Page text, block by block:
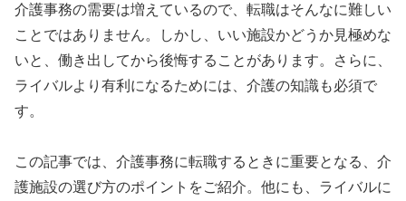
介護事務の需要は増えているので、転職はそんなに難しい
ことではありません。しかし、いい施設かどうか見極めな
いと、働き出してから後悔することがあります。さらに、
ライバルより有利になるためには、介護の知識も必須で
す。
この記事では、介護事務に転職するときに重要となる、介
護施設の選び方のポイントをご紹介。他にも、ライバルに